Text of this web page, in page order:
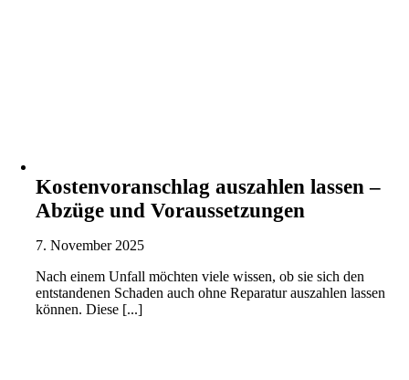
Kostenvoranschlag auszahlen lassen –
Abzüge und Voraussetzungen
7. November 2025
Nach einem Unfall möchten viele wissen, ob sie sich den
entstandenen Schaden auch ohne Reparatur auszahlen lassen
können. Diese [...]